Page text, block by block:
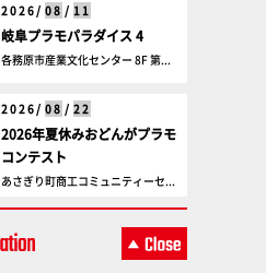
2026/ 08 / 11
岐阜プラモパラダイス 4
各務原市産業文化センター 8F 第...
2026/ 08 / 22
2026年夏休みおどんがプラモ
コンテスト
あさぎり町商工コミュニティーセ...